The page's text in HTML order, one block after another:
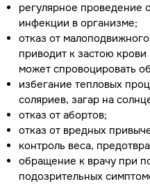
регулярное проведение
инфекции в организме;
отказ от
приводит к застою крови
может спровоцировать
избегание тепловых
соляриев, загар на
отказ от абортов;
отказ от вредных
контроль веса,
обращение к врачу при
подозрительных